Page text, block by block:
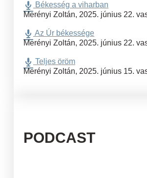
Békesség a viharban
Merényi Zoltán, 2025. június 22.
Az Úr békessége
Merényi Zoltán, 2025. június 22.
Teljes öröm
Merényi Zoltán, 2025. június 15.
PODCAST